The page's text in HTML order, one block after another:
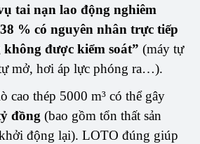
tai nạn lao động nghiêm
38 % có nguyên nhân trực tiếp
được kiểm soát” (máy tự
mở, hơi áp lực phóng ra…).
cao thép 5000 m³ có thể gây
đồng (bao gồm tổn thất sản
động lại). LOTO đúng giúp